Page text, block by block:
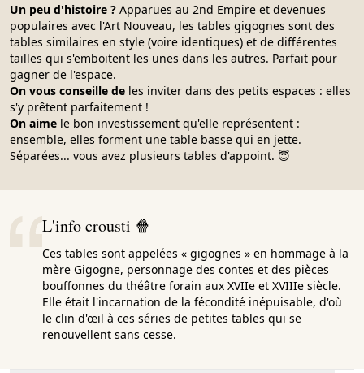
Un peu d'histoire ? Apparues au 2nd Empire et devenues
populaires avec l'Art Nouveau, les tables gigognes sont des
tables similaires en style (voire identiques) et de différentes
tailles qui s'emboitent les unes dans les autres. Parfait pour
gagner de l'espace.
On vous conseille de les inviter dans des petits espaces : elles
s'y prêtent parfaitement !
On aime le bon investissement qu'elle représentent :
ensemble, elles forment une table basse qui en jette.
Séparées... vous avez plusieurs tables d'appoint. 😇
L'info crousti 🍿
Ces tables sont appelées « gigognes » en hommage à la
mère Gigogne, personnage des contes et des pièces
bouffonnes du théâtre forain aux XVIIe et XVIIIe siècle.
Elle était l'incarnation de la fécondité inépuisable, d'où
le clin d'œil à ces séries de petites tables qui se
renouvellent sans cesse.